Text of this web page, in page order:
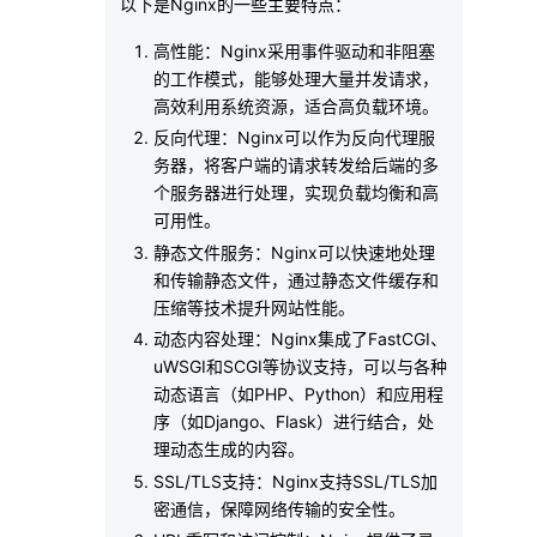
高性能：Nginx采用事件驱动和非阻塞
的工作模式，能够处理大量并发请求，
高效利用系统资源，适合高负载环境。
反向代理：Nginx可以作为反向代理服
务器，将客户端的请求转发给后端的多
个服务器进行处理，实现负载均衡和高
可用性。
静态文件服务：Nginx可以快速地处理
和传输静态文件，通过静态文件缓存和
压缩等技术提升网站性能。
动态内容处理：Nginx集成了FastCGI、
uWSGI和SCGI等协议支持，可以与各种
动态语言（如PHP、Python）和应用程
序（如Django、Flask）进行结合，处
理动态生成的内容。
SSL/TLS支持：Nginx支持SSL/TLS加
密通信，保障网络传输的安全性。